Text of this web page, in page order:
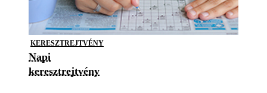
KERESZTREJTVÉNY
Napi
keresztrejtvény